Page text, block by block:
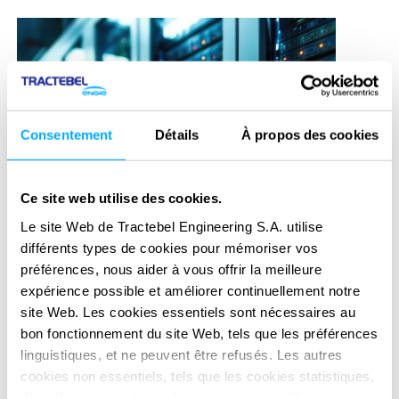
Consentement Détails À propos des cookies
Ce site web utilise des cookies.
Le site Web de Tractebel Engineering S.A. utilise
différents types de cookies pour mémoriser vos
préférences, nous aider à vous offrir la meilleure
expérience possible et améliorer continuellement notre
site Web. Les cookies essentiels sont nécessaires au
bon fonctionnement du site Web, tels que les préférences
linguistiques, et ne peuvent être refusés. Les autres
cookies non essentiels, tels que les cookies statistiques,